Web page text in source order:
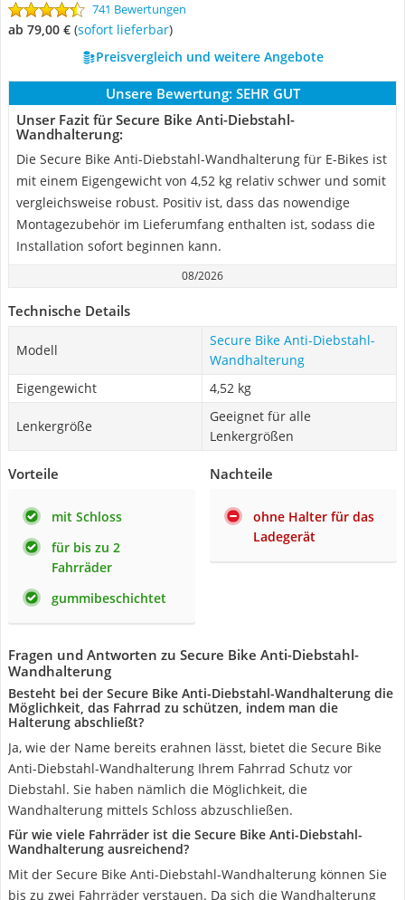
741 Bewertungen
ab 79,00 € ( Sofort lieferbar)
Preisvergleich und weitere Angebote
Unsere Bewertung: SEHR GUT
Unser Fazit für Secure Bike Anti-Diebstahl-
Wandhalterung:
Die Secure Bike Anti-Diebstahl-Wandhalterung für E-Bikes ist
mit einem Eigengewicht von 4,52 kg relativ schwer und somit
vergleichsweise robust. Positiv ist, dass das nowendige
Montagezubehör im Lieferumfang enthalten ist, sodass die
Installation sofort beginnen kann.
08/2026
Technische Details
Modell
Secure Bike Anti-Diebstahl-
Wandhalterung
Eigengewicht
4,52 kg
Lenkergröße
Geeignet für alle
Lenkergrößen
Vorteile
mit Schloss
für bis zu 2
Fahrräder
gummibeschichtet
Nachteile
ohne Halter für das
Ladegerät
Fragen und Antworten zu Secure Bike Anti-Diebstahl-
Wandhalterung
Besteht bei der Secure Bike Anti-Diebstahl-Wandhalterung die
Möglichkeit, das Fahrrad zu schützen, indem man die
Halterung abschließt?
Ja, wie der Name bereits erahnen lässt, bietet die Secure Bike
Anti-Diebstahl-Wandhalterung Ihrem Fahrrad Schutz vor
Diebstahl. Sie haben nämlich die Möglichkeit, die
Wandhalterung mittels Schloss abzuschließen.
Für wie viele Fahrräder ist die Secure Bike Anti-Diebstahl-
Wandhalterung ausreichend?
Mit der Secure Bike Anti-Diebstahl-Wandhalterung können Sie
bis zu zwei Fahrräder verstauen. Da sich die Wandhalterung